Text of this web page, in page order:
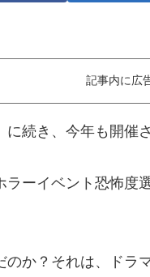
記事内に広
に続き、今年も開催
ラーイベント恐怖度
のか？それは、ドラ